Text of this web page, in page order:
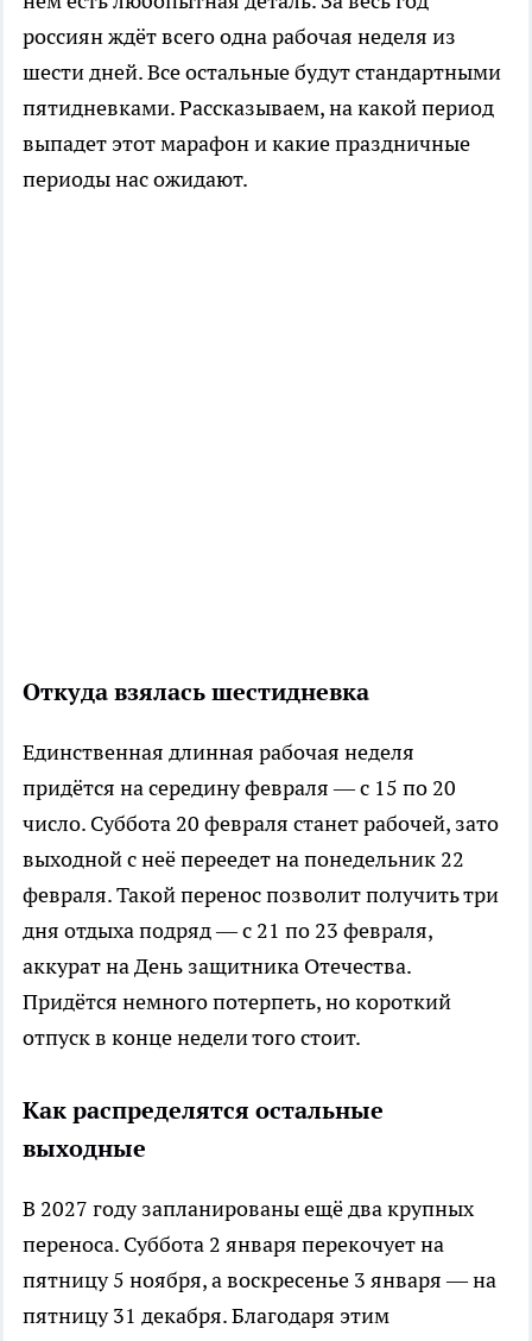
россиян ждёт всего одна рабочая неделя из
шести дней. Все остальные будут стандартными
пятидневками. Рассказываем, на какой период
выпадет этот марафон и какие праздничные
периоды нас ожидают.
Откуда взялась шестидневка
Единственная длинная рабочая неделя
придётся на середину февраля — с 15 по 20
число. Суббота 20 февраля станет рабочей, зато
выходной с неё переедет на понедельник 22
февраля. Такой перенос позволит получить три
дня отдыха подряд — с 21 по 23 февраля,
аккурат на День защитника Отечества.
Придётся немного потерпеть, но короткий
отпуск в конце недели того стоит.
Как распределятся остальные
выходные
В 2027 году запланированы ещё два крупных
переноса. Суббота 2 января перекочует на
пятницу 5 ноября, а воскресенье 3 января — на
пятницу 31 декабря. Благодаря этим